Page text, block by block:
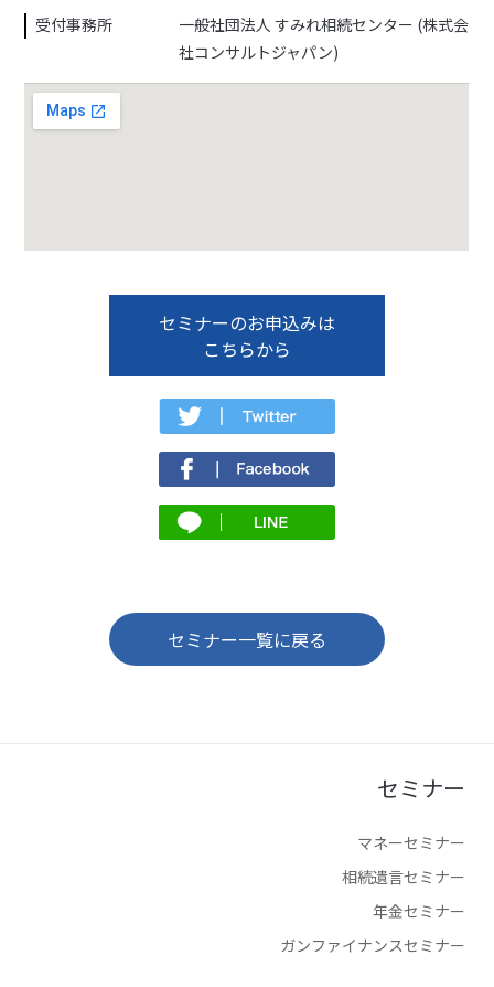
受付事務所
一般社団法人 すみれ相続センター (株式会
社コンサルトジャパン)
セミナーのお申込みは
こちらから
セミナー一覧に戻る
セミナー
マネーセミナー
相続遺言セミナー
年金セミナー
ガンファイナンスセミナー